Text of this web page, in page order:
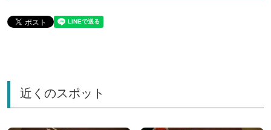
近くのスポット